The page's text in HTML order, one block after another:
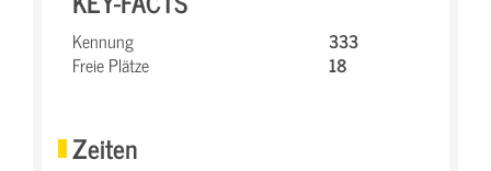
Kennung
333
Freie Plätze
18
Zeiten